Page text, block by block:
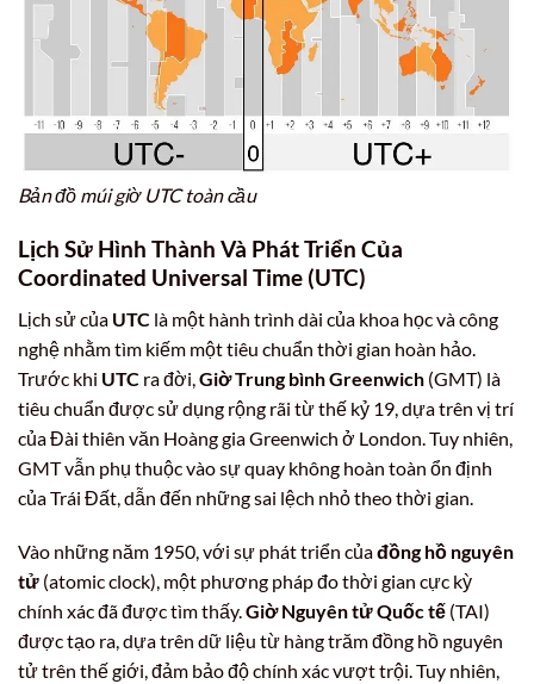
Bản đồ múi giờ UTC toàn cầu
Lịch Sử Hình Thành Và Phát Triển Của
Coordinated Universal Time (UTC)
Lịch sử của UTC là một hành trình dài của khoa học và công
nghệ nhằm tìm kiếm một tiêu chuẩn thời gian hoàn hảo.
Trước khi UTC ra đời, Giờ Trung bình Greenwich (GMT) là
tiêu chuẩn được sử dụng rộng rãi từ thế kỷ 19, dựa trên vị trí
của Đài thiên văn Hoàng gia Greenwich ở London. Tuy nhiên,
GMT vẫn phụ thuộc vào sự quay không hoàn toàn ổn định
của Trái Đất, dẫn đến những sai lệch nhỏ theo thời gian.
Vào những năm 1950, với sự phát triển củađồng hồ nguyên
tử (atomic clock), một phương pháp đo thời gian cực kỳ
chính xác đã được tìm thấy.Giờ Nguyên tử Quốc tế (TAI)
được tạo ra, dựa trên dữ liệu từ hàng trăm đồng hồ nguyên
tử trên thế giới, đảm bảo độ chính xác vượt trội. Tuy nhiên,